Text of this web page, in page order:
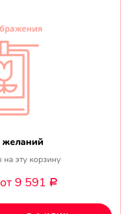
эту корзину
от 9 591 Р